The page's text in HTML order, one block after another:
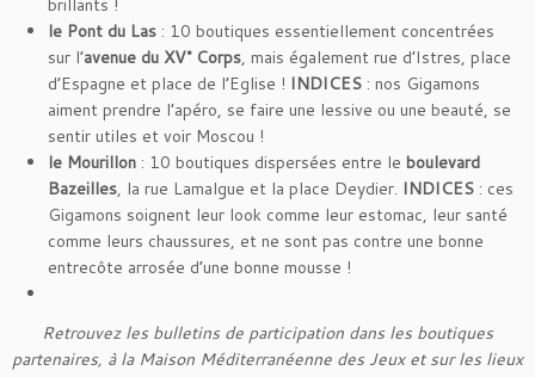
le Pont du Las : 10 boutiques essentiellement concentrées
sur l’avenue du XV° Corps, mais également rue d’Istres, place
d’Espagne et place de l’Eglise ! INDICES : nos Gigamons
aiment prendre l’apéro, se faire une lessive ou une beauté, se
sentir utiles et voir Moscou !
le Mourillon : 10 boutiques dispersées entre le boulevard
Bazeilles, la rue Lamalgue et la place Deydier. INDICES : ces
Gigamons soignent leur look comme leur estomac, leur santé
comme leurs chaussures, et ne sont pas contre une bonne
entrecôte arrosée d’une bonne mousse !
Retrouvez les bulletins de participation dans les boutiques
partenaires, à la Maison Méditerranéenne des Jeuxet sur les lieux